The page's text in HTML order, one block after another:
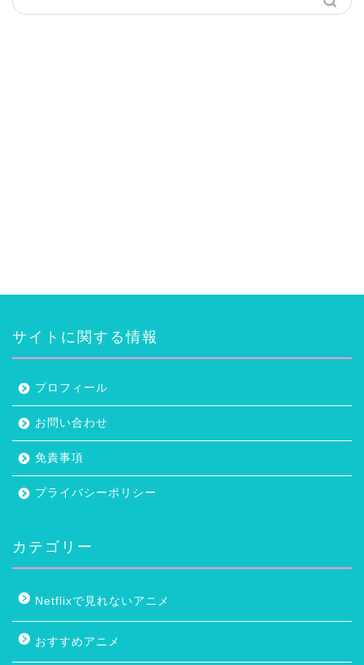
サイトに関する情報
プロフィール
お問い合わせ
免責事項
プライバシーポリシー
カテゴリー
Netflixで見れないアニメ
おすすめアニメ